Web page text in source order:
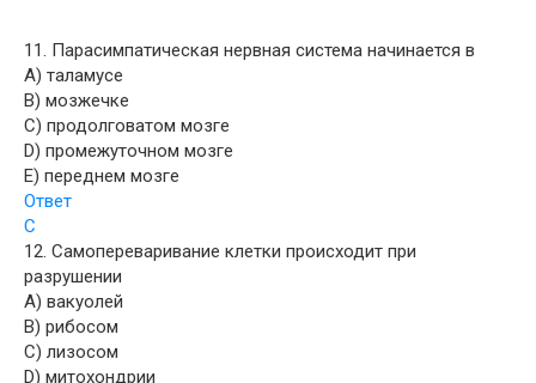
11. Парасимпатическая нервная система начинается в
A) таламусе
B) мозжечке
C) продолговатом мозге
D) промежуточном мозге
E) переднем мозге
Ответ
С
12. Самопереваривание клетки происходит при
разрушении
A) вакуолей
B) рибосом
C) лизосом
D) митохондрии